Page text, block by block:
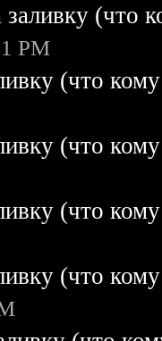
(что
PM
(что
(что
(что
(что